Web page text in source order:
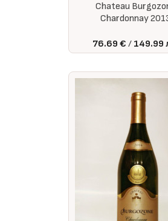
Chateau
Chardonnay
76.69 € 149.99